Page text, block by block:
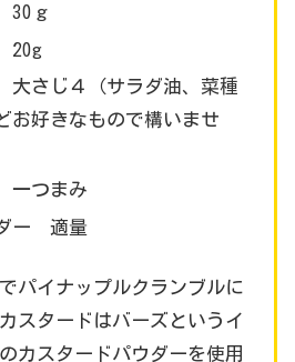
30ｇ
20g
４（サラダ油、菜種
お好きなもので構いませ
まみ
ー 適量
パイナップルクランブルに
スタードはバーズというイ
カスタードパウダーを使用